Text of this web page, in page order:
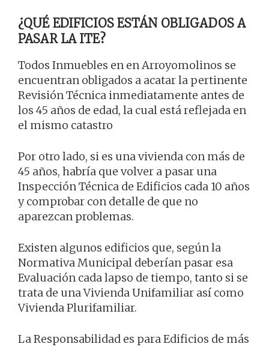
¿QUÉ EDIFICIOS ESTÁN OBLIGADOS A
PASAR LA ITE?
Todos Inmuebles en en Arroyomolinos se
encuentran obligados a acatar la pertinente
Revisión Técnica inmediatamente antes de
los 45 años de edad, la cual está reflejada en
el mismo catastro
Por otro lado, si es una vivienda con más de
45 años, habría que volver a pasar una
Inspección Técnica de Edificios cada 10 años
y comprobar con detalle de que no
aparezcan problemas.
Existen algunos edificios que, según la
Normativa Municipal deberían pasar esa
Evaluación cada lapso de tiempo, tanto si se
trata de una Vivienda Unifamiliar así como
Vivienda Plurifamiliar.
La Responsabilidad es para Edificios de más